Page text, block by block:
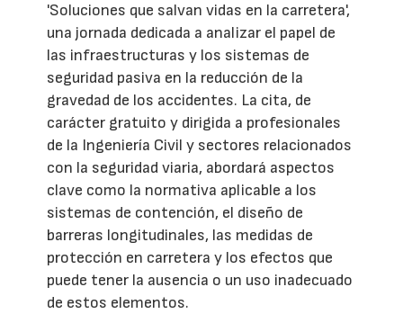
'Soluciones que salvan vidas en la carretera',
una jornada dedicada a analizar el papel de
las infraestructuras y los sistemas de
seguridad pasiva en la reducción de la
gravedad de los accidentes. La cita, de
carácter gratuito y dirigida a profesionales
de la Ingeniería Civil y sectores relacionados
con la seguridad viaria, abordará aspectos
clave como la normativa aplicable a los
sistemas de contención, el diseño de
barreras longitudinales, las medidas de
protección en carretera y los efectos que
puede tener la ausencia o un uso inadecuado
de estos elementos.